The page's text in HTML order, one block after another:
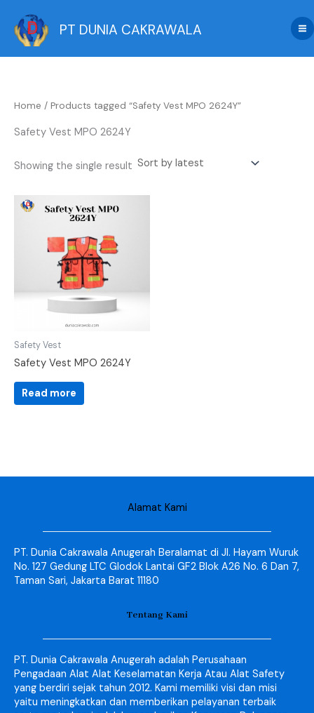
content
PT DUNIA CAKRAWALA
Home / Products tagged “Safety Vest MPO 2624Y”
Safety Vest MPO 2624Y
Showing the single result
Safety Vest
Safety Vest MPO 2624Y
Read more
Alamat Kami
PT. Dunia Cakrawala Anugerah Beralamat di Jl. Hayam Wuruk
No. 127 Gedung LTC Glodok Lantai GF2 Blok A26 No. 6 Dan 7,
Taman Sari, Jakarta Barat 11180
Tentang Kami
PT. Dunia Cakrawala Anugerah adalah Perusahaan
Pengadaan Alat Alat Keselamatan Kerja Atau Alat Safety
yang berdiri sejak tahun 2012. Kami memiliki visi dan misi
yaitu meningkatkan dan memberikan pelayanan terbaik